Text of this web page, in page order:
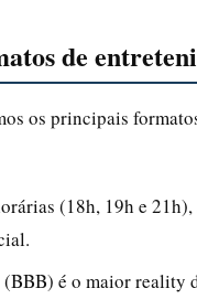
de
os principais
(18h, 19h e
é o maior reality